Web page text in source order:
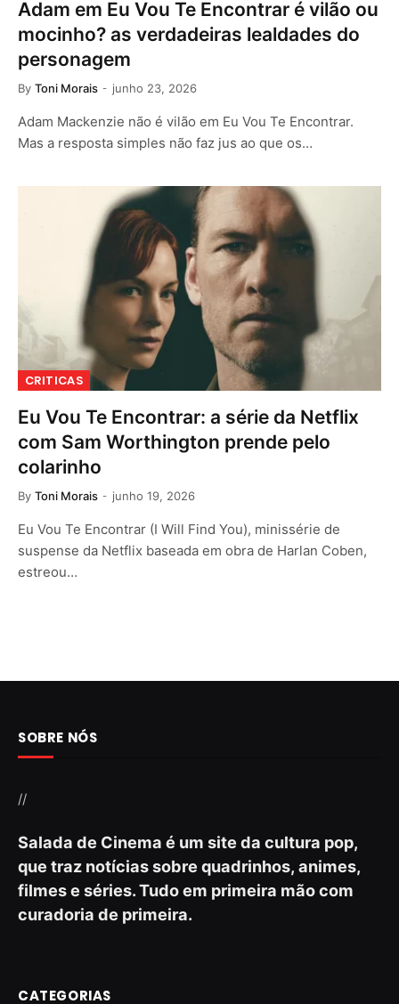
Adam em Eu Vou Te Encontrar é vilão ou
mocinho? as verdadeiras lealdades do
personagem
By Toni Morais junho 23, 2026
Adam Mackenzie não é vilão em Eu Vou Te Encontrar.
Mas a resposta simples não faz jus ao que os…
CRITICAS
Eu Vou Te Encontrar: a série da Netflix
com Sam Worthington prende pelo
colarinho
By Toni Morais junho 19, 2026
Eu Vou Te Encontrar (I Will Find You), minissérie de
suspense da Netflix baseada em obra de Harlan Coben,
estreou…
SOBRE NÓS
//
Salada de Cinema é um site da cultura pop,
que traz notícias sobre quadrinhos, animes,
filmes e séries. Tudo em primeira mão com
curadoria de primeira.
CATEGORIAS